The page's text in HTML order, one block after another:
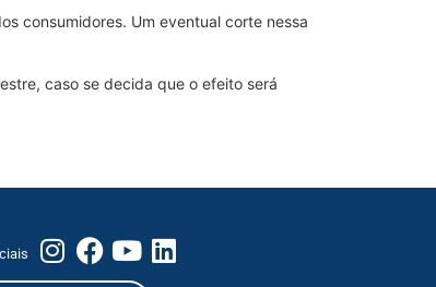
consumidores. Um eventual corte nessa
caso se decida que o efeito será